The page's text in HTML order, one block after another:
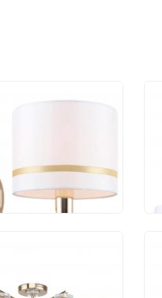
Chart
руб.